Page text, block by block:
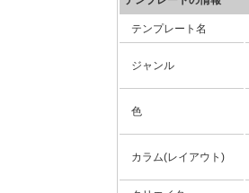
テンプレート名
ジャンル
色
カラム(レイアウト)